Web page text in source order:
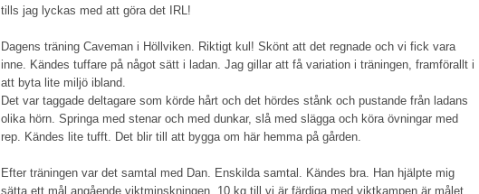
tills jag lyckas med att göra det IRL!
Dagens träning Caveman i Höllviken. Riktigt kul! Skönt att det regnade och vi fick vara
inne. Kändes tuffare på något sätt i ladan. Jag gillar att få variation i träningen, framförallt i
att byta lite miljö ibland.
Det var taggade deltagare som körde hårt och det hördes stånk och pustande från ladans
olika hörn. Springa med stenar och med dunkar, slå med slägga och köra övningar med
rep. Kändes lite tufft. Det blir till att bygga om här hemma på gården.
Efter träningen var det samtal med Dan. Enskilda samtal. Kändes bra. Han hjälpte mig
sätta ett mål angående viktminskningen. 10 kg till vi är färdiga med viktkampen är målet.